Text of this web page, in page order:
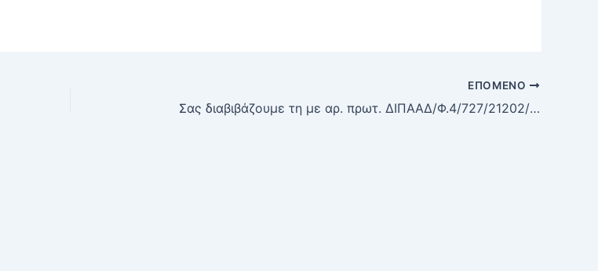
ΕΠΌΜΕΝΟ
Σας διαβιβάζουμε τη με αρ. πρωτ. ΔΙΠΑΑΔ/Φ.4/727/21202/18-11-2020 προκήρυξη θέσης του Τμήματος Ανάπτυξης Ανθρώπινου Δυναμικού της Δ/νσης Προγραμματισμού & Ανάπτυξης Ανθρώπινου Δυναμικού του Υπουργείου Εσωτερικών με θέμα: